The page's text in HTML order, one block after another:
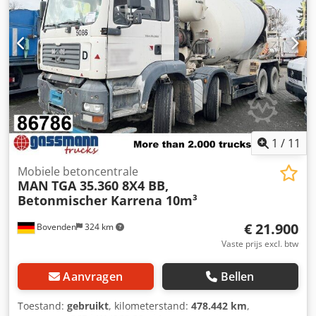
aluminium zijafscherming. Wielbasis: 1300 mm. Opbouw:
LIEBHERR betonmixer ca. 10 m³ / ARCHIEFFOTO'S! Kan
tegen meerprijs worden omgebouwd met een aparte
motor (Deutz of ander merk)! Crjdsvy A Ifjpfx Aahsf
Geschikte hydraulica voor motoraandrijving via trekkend
voertuig beschikbaar tegen een meerprijs van €3.900,00
netto! 6x bouwjaar 2009 met 10 m³, 2x bouwjaar 2011 met
12 m³, 3x bouwjaar 2012 met 12 m³! ACCESSOIRE-
INFORMATIE ZONDER GARANTIE, wijzigingen, tussentijdse
verkoop en vergissingen voorbehouden!
1 / 11
Bovenden 324 km
Mobiele betoncentrale
MAN TGA 35.360 8X4 BB,
Betonmischer Karrena 10m³
€ 21.900
Vaste prijs excl. btw
Aanvragen Bellen
Toestand: gebruikt, kilometerstand: 478.442 km,